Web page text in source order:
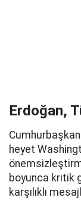
Erdoğan,
heyet
boyunca kritik
karşılıklı